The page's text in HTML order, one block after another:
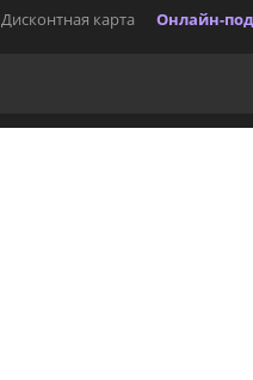
Дисконтная карта Онлайн-